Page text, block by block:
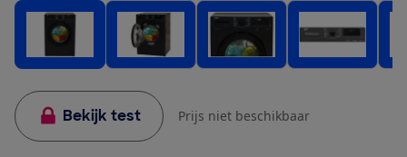
Bekijk test Prijs niet beschikbaar